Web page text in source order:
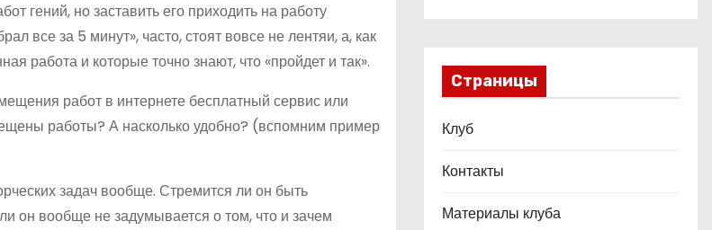
гений, но заставить его приходить на работу
все за 5 минут», часто, стоят вовсе не лентяи, а, как
работа и которые точно знают, что «пройдет и так».
работ в интернете бесплатный сервис или
работы? А насколько удобно? (вспомним пример
задач вообще. Стремится ли он быть
он вообще не задумывается о том, что и зачем
Страницы
Клуб
Контакты
Материалы клуба